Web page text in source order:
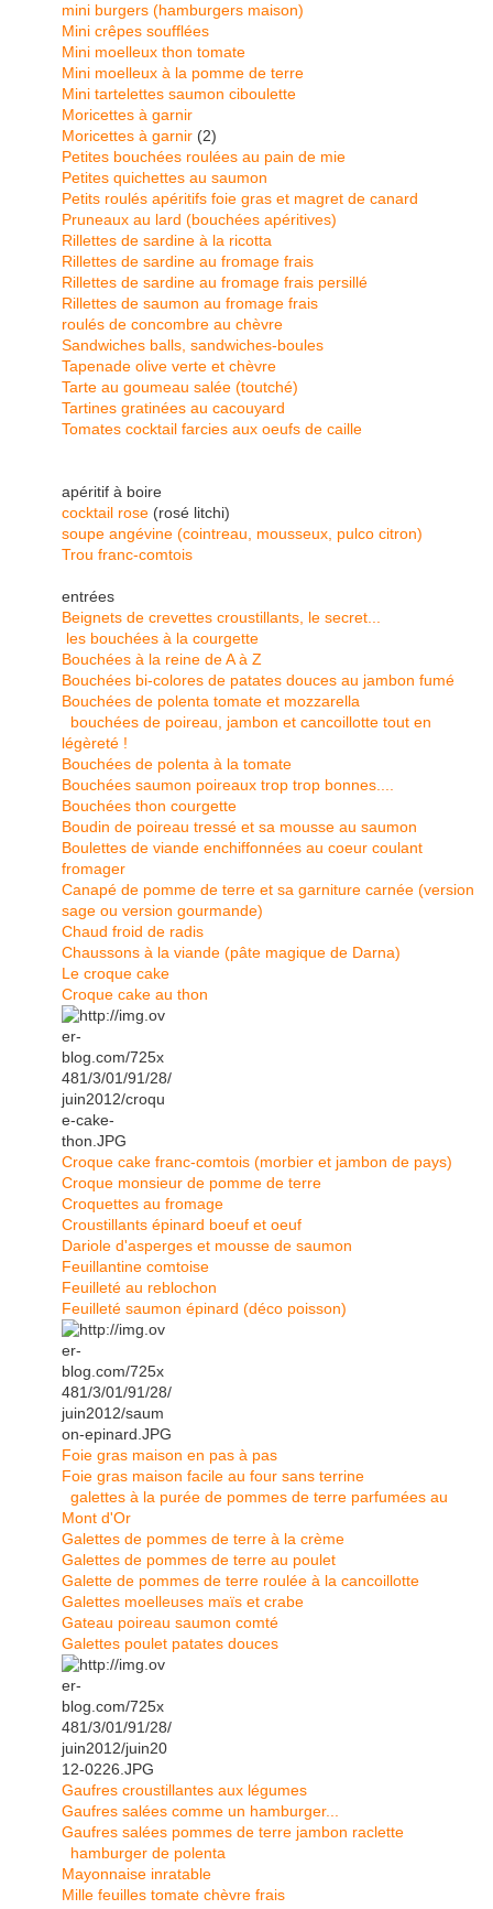
mini burgers (hamburgers maison)
Mini crêpes soufflées
Mini moelleux thon tomate
Mini moelleux à la pomme de terre
Mini tartelettes saumon ciboulette
Moricettes à garnir
Moricettes à garnir (2)
Petites bouchées roulées au pain de mie
Petites quichettes au saumon
Petits roulés apéritifs foie gras et magret de canard
Pruneaux au lard (bouchées apéritives)
Rillettes de sardine à la ricotta
Rillettes de sardine au fromage frais
Rillettes de sardine au fromage frais persillé
Rillettes de saumon au fromage frais
roulés de concombre au chèvre
Sandwiches balls, sandwiches-boules
Tapenade olive verte et chèvre
Tarte au goumeau salée (toutché)
Tartines gratinées au cacouyard
Tomates cocktail farcies aux oeufs de caille
apéritif à boire
cocktail rose (rosé litchi)
soupe angévine (cointreau, mousseux, pulco citron)
Trou franc-comtois
entrées
Beignets de crevettes croustillants, le secret...
les bouchées à la courgette
Bouchées à la reine de A à Z
Bouchées bi-colores de patates douces au jambon fumé
Bouchées de polenta tomate et mozzarella
bouchées de poireau, jambon et cancoillotte tout en
légèreté !
Bouchées de polenta à la tomate
Bouchées saumon poireaux trop trop bonnes....
Bouchées thon courgette
Boudin de poireau tressé et sa mousse au saumon
Boulettes de viande enchiffonnées au coeur coulant
fromager
Canapé de pomme de terre et sa garniture carnée (version
sage ou version gourmande)
Chaud froid de radis
Chaussons à la viande (pâte magique de Darna)
Le croque cake
Croque cake au thon
Croque cake franc-comtois (morbier et jambon de pays)
Croque monsieur de pomme de terre
Croquettes au fromage
Croustillants épinard boeuf et oeuf
Dariole d'asperges et mousse de saumon
Feuillantine comtoise
Feuilleté au reblochon
Feuilleté saumon épinard (déco poisson)
Foie gras maison en pas à pas
Foie gras maison facile au four sans terrine
galettes à la purée de pommes de terre parfumées au
Mont d'Or
Galettes de pommes de terre à la crème
Galettes de pommes de terre au poulet
Galette de pommes de terre roulée à la cancoillotte
Galettes moelleuses maïs et crabe
Gateau poireau saumon comté
Galettes poulet patates douces
Gaufres croustillantes aux légumes
Gaufres salées comme un hamburger...
Gaufres salées pommes de terre jambon raclette
hamburger de polenta
Mayonnaise inratable
Mille feuilles tomate chèvre frais